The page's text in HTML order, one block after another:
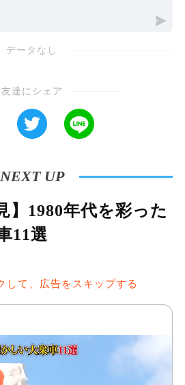
す。トヨタ「シエンタ」
。省エネ設計ながらも、高
います。
データなし
友達にシェア
NEXT UP
】1980年代を彩った
11選
して、広告をスキップする